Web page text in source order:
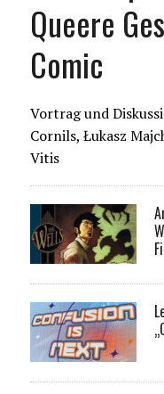
Queere
Comic
Vortrag und
Cornils, Łukasz
Vitis